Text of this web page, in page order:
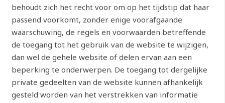
behoudt zich het recht voor om op het tijdstip dat haar
passend voorkomt, zonder enige voorafgaande
waarschuwing, de regels en voorwaarden betreffende
de toegang tot het gebruik van de website te wijzigen,
dan wel de gehele website of delen ervan aan een
beperking te onderwerpen. De toegang tot dergelijke
private gedeelten van de website kunnen afhankelijk
gesteld worden van het verstrekken van informatie